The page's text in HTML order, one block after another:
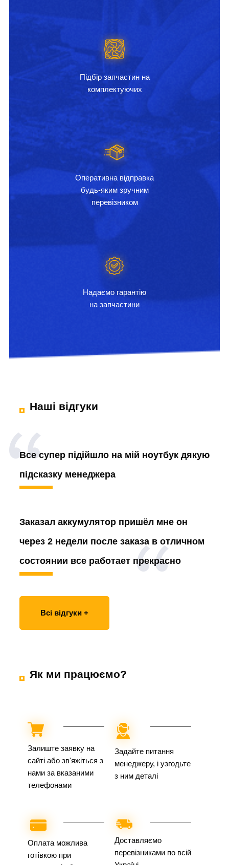
Підбір запчастин на
комплектуючих
Оперативна відправка
будь-яким зручним
перевізником
Надаємо гарантію
на запчастини
Наші відгуки
Все супер підійшло на мій ноутбук дякую
підсказку менеджера
Заказал аккумулятор пришёл мне он
через 2 недели после заказа в отличном
состоянии все работает прекрасно
Всі відгуки +
Як ми працюємо?
Залиште заявку на
сайті або зв'яжіться з
нами за вказаними
телефонами
Задайте питання
менеджеру, і узгодьте
з ним деталі
Оплата можлива
готівкою при
Доставляємо
перевізниками по всій